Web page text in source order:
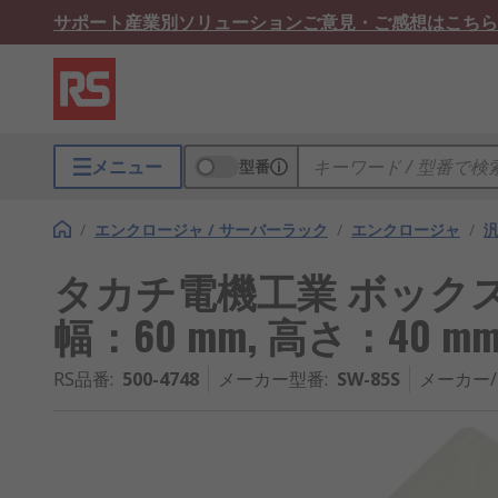
サポート産業別ソリューションご意見・ご感想はこちら
メニュー 型番
/ エンクロージャ / サーバーラック / エンクロージャ /
タカチ電機工業 ボック
幅：60 mm, 高さ：40
RS品番: 500-4748 メーカー型番: SW-85S メーカ